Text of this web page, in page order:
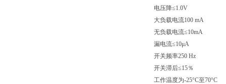
电压降≤1.0V
大负载电流100 mA
无负载电流≤10mA
漏电流≤10μA
开关频率250 Hz
开关滞后≤15％
工作温度为-25°C至70°C